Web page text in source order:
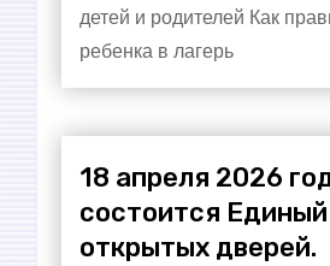
детей и родителей Как
ребенка в лагерь
18 апреля 2026
состоится
открытых дверей.